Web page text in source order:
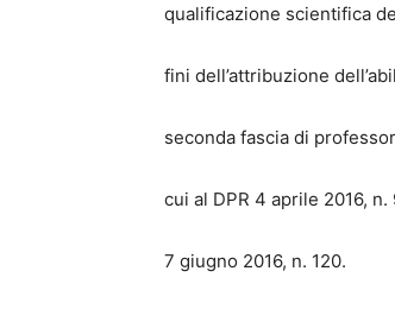
qualificazione scientifica
fini dell’attribuzione
seconda fascia di
cui al DPR 4 aprile 2016,
7 giugno 2016, n. 120.